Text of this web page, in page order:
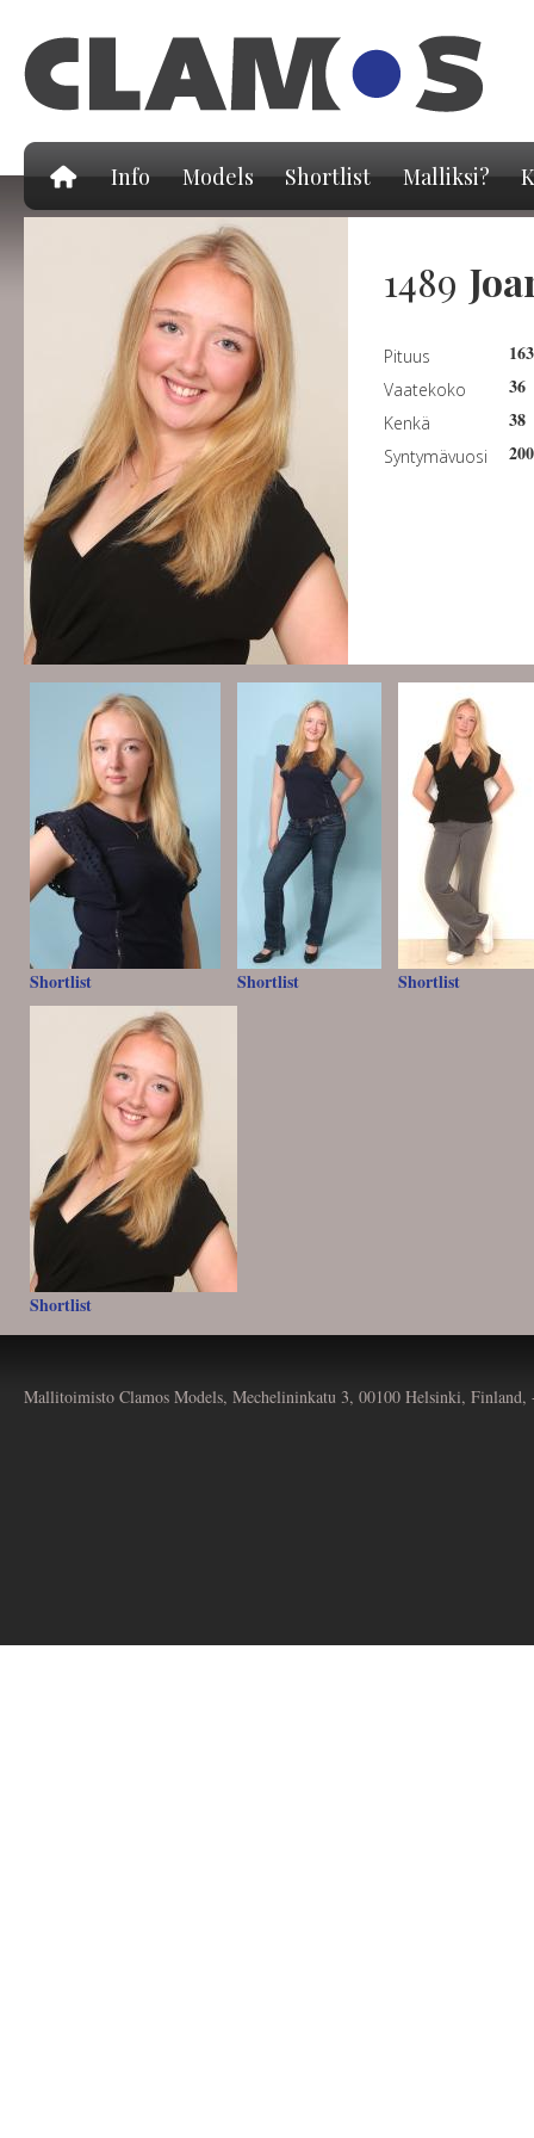
Info Models Shortlist Malliksi?
1489
Pituus
Vaatekoko 36
Kenkä 38
Syntymävuosi
Shortlist Shortlist Shortlist
Shortlist
Mallitoimisto Clamos Models, Mechelininkatu 3, 00100 Helsinki,